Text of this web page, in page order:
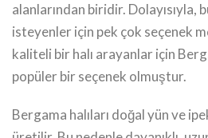
alanlarından biridir. Dolayısıyla,
isteyenler için pek çok seçenek
kaliteli bir halı arayanlar için
popüler bir seçenek olmuştur.
Bergama halıları doğal yün ve